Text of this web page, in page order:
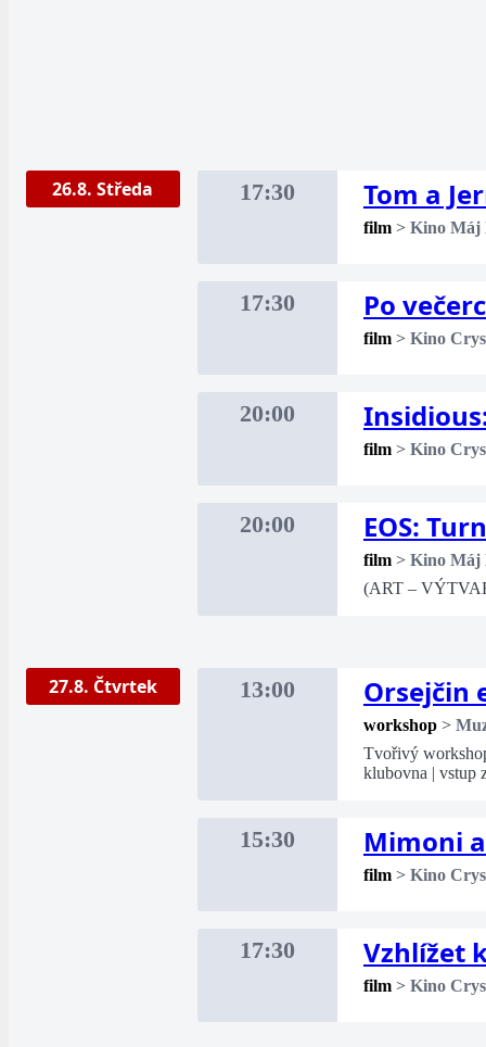
26.8. Středa 17:30 Tom a
film > Kino Máj
17:30 Po
film > Kino
20:00
film > Kino
20:00 EOS:
film > Kino Máj
(ART –
27.8. Čtvrtek 13:00 Orsejčin
workshop >
Tvořivý
klubovna | vstup
15:30 Mimoni
film > Kino
17:30 Vzhlížet
film > Kino